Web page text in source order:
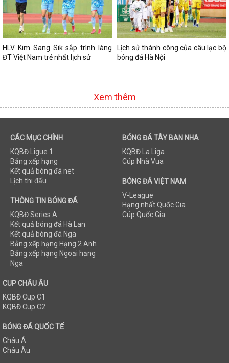
HLV Kim Sang Sik sắp trình làng
ĐT Việt Nam trẻ nhất lịch sử
Lịch sử thành công của câu lạc bộ
bóng đá Hà Nội
Xem thêm
CÁC MỤC CHÍNH
KQBĐ Ligue 1
Bảng xếp hạng
Kết quả bóng đá net
Lịch thi đấu
THÔNG TIN BÓNG ĐÁ
KQBĐ Series A
Kết quả bóng đá Hà Lan
Kết quả bóng đá Nga
Bảng xếp hạng Hạng 2 Anh
Bảng xếp hạng Ngoại hạng
Nga
BÓNG ĐÁ TÂY BAN NHA
KQBĐ La Liga
Cúp Nhà Vua
BÓNG ĐÁ VIỆT NAM
V-League
Hạng nhất Quốc Gia
Cúp Quốc Gia
CUP CHÂU ÂU
KQBĐ Cup C1
KQBĐ Cup C2
BÓNG ĐÁ QUỐC TẾ
Châu Á
Châu Âu